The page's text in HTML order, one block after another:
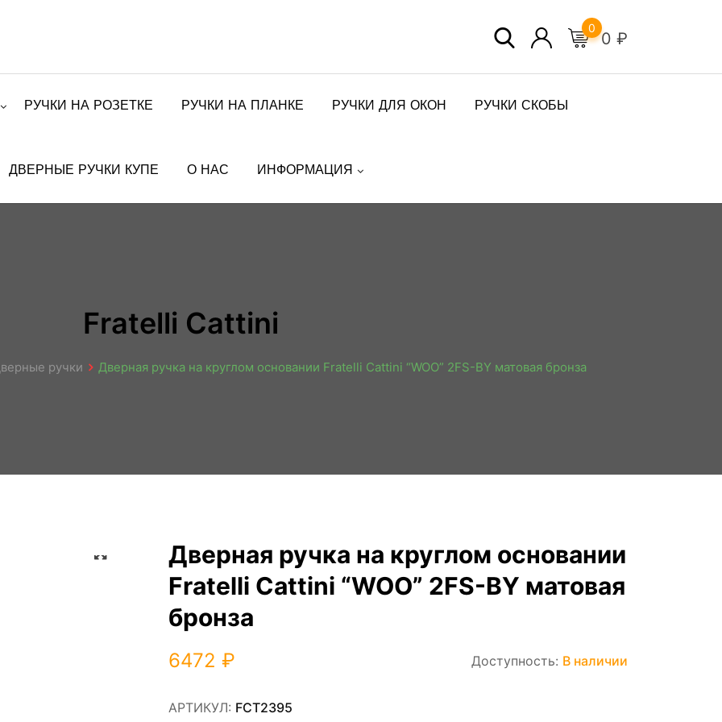
0 ₽
0
РУЧКИ НА РОЗЕТКЕ РУЧКИ НА ПЛАНКЕ РУЧКИ ДЛЯ ОКОН РУЧКИ СКОБЫ
ДВЕРНЫЕ РУЧКИ КУПЕ О НАС ИНФОРМАЦИЯ
Fratelli Cattini
ручки Дверная ручка на круглом основании Fratelli Cattini “WOO” 2FS-BY матовая бронза
ZoomДверная ручка на круглом основании
Fratelli Cattini “WOO” 2FS-BY матовая
бронза
6472 ₽ Доступность: В наличии
АРТИКУЛ: FCT2395